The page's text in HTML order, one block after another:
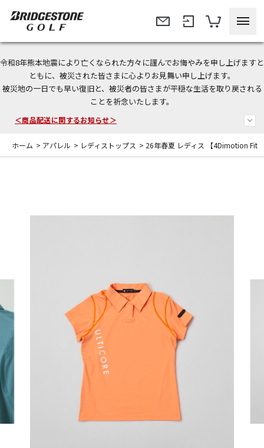
令和8年熊本地震により亡くなられた方々に謹んでお悔やみを申し上げますと
ともに、被災された皆さまに心よりお見舞い申し上げます。
被災地の一日でも早い復旧と、被災者の皆さまが平穏な生活を取り戻される
ことを祈念いたします。
＜夏季休暇中のご注文・発送・お問い合わせ＞
今なら新規会員登録で1,000円OFFクーポンプレゼント！
＜商品配送に関するお知らせ＞
ホーム > アパレル > レディストップス > 26年春夏 レディス 【4Dimotion Fit